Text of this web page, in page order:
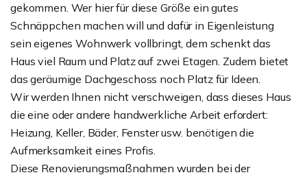
gekommen. Wer hier für diese Größe ein gutes
Schnäppchen machen will und dafür in Eigenleistung
sein eigenes Wohnwerk vollbringt, dem schenkt das
Haus viel Raum und Platz auf zwei Etagen. Zudem bietet
das geräumige Dachgeschoss noch Platz für Ideen.
Wir werden Ihnen nicht verschweigen, dass dieses Haus
die eine oder andere handwerkliche Arbeit erfordert:
Heizung, Keller, Bäder, Fenster usw. benötigen die
Aufmerksamkeit eines Profis.
Diese Renovierungsmaßnahmen wurden bei der